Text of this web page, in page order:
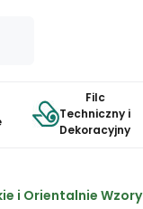
Filc
Techniczny i
Dekoracyjny
i Orientalnie Wzory